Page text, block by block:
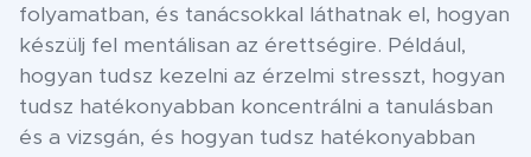
folyamatban, és tanácsokkal láthatnak el, hogyan
készülj fel mentálisan az érettségire. Például,
hogyan tudsz kezelni az érzelmi stresszt, hogyan
tudsz hatékonyabban koncentrálni a tanulásban
és a vizsgán, és hogyan tudsz hatékonyabban